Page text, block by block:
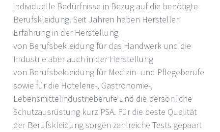
individuelle Bedürfnisse in Bezug auf die benötigte
Berufskleidung. Seit Jahren haben Hersteller
Erfahrung in der Herstellung
von Berufsbekleidung für das Handwerk und die
Industrie aber auch in der Herstellung
von Berufsbekleidung für Medizin- und Pflegeberufe
sowie für die Hotelerie-, Gastronomie-,
Lebensmittelindustrieberufe und die persönliche
Schutzausrüstung kurz PSA. Für die beste Qualität
der Berufskleidung sorgen zahlreiche Tests gepaart